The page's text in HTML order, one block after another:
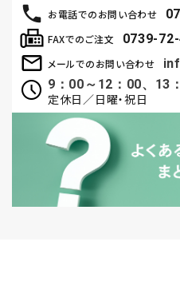
お電話でのお問い合わせ
メールでのお問い合わせ
9：00～12：00、13
定休日／日曜・祝日
FAXでのご注文 0739-